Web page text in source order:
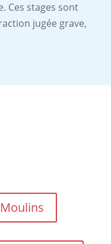
Ces stages sont
jugée grave,